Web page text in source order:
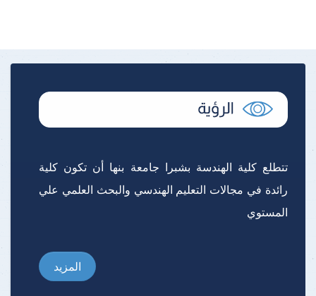
تتطلع كلية الهندسة بشبرا جامعة بنها أن تكون كلية
رائدة في مجالات التعليم الهندسي والبحث العلمي علي
المستوي
المزيد